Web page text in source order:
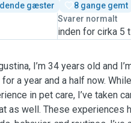
gæster
8 gange gemt
Svarer normalt
inden for cirka 5
I’m 34 years old and
a year and a half now.
in pet care, I’ve taken
as well. These experiences